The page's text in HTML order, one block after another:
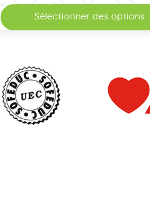
Sélectionner des options
Ce
produit
variations.
Les
options
peuvent